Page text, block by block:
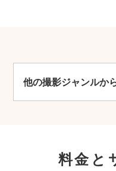
他の撮影ジャンルか
料金と